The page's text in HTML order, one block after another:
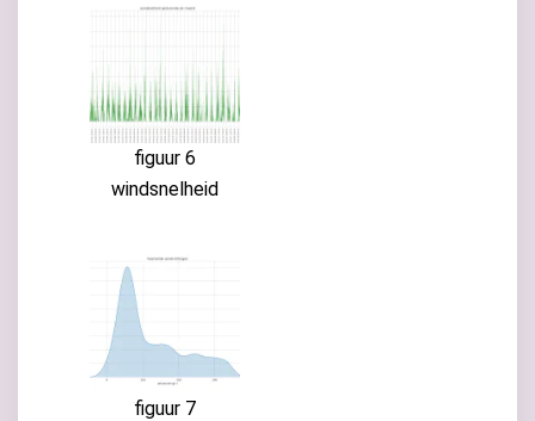
figuur 6
windsnelheid
figuur 7